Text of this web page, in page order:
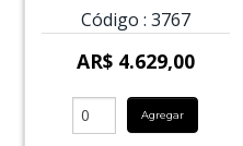
Código : 3767
AR$ 4.629,00
Agregar